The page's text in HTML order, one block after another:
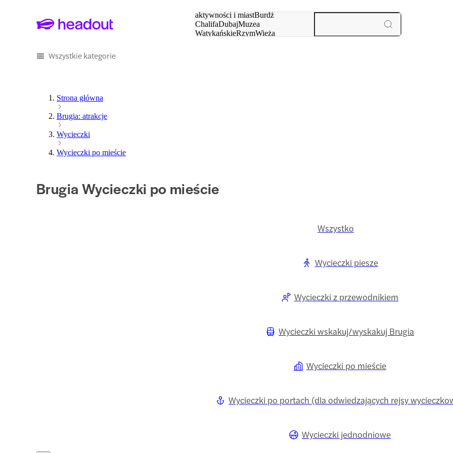
aktywności i miastBurdż
ChalifaDubajMuzea
WatykańskieRzymWieża
Wszystkie kategorie
Strona główna
Brugia: atrakcje
Wycieczki
Wycieczki po mieście
Brugia Wycieczki po mieście
Wszystko
Wycieczki piesze
Wycieczki z przewodnikiem
Wycieczki wskakuj/wyskakuj Brugia
Wycieczki po mieście
Wycieczki po portach (dla odwiedzających rejsy
Wycieczki jednodniowe